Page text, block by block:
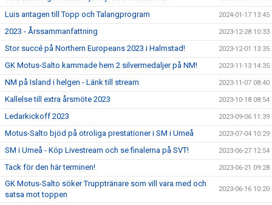
Luis antagen till Topp och Talangprogram 2024-01-17 13:45
2023 - Årssammanfattning 2023-12-28 10:33
Stor succé på Northern Europeans 2023 i Halmstad! 2023-12-01 13:35
GK Motus-Salto kammade hem 2 silvermedaljer på NM! 2023-11-13 14:35
NM på Island i helgen - Länk till stream 2023-11-07 08:40
Kallelse till extra årsmöte 2023 2023-10-18 08:54
Ledarkickoff 2023 2023-09-06 11:39
Motus-Salto bjöd på otroliga prestationer i SM i Umeå 2023-07-04 10:29
SM i Umeå - Köp Livestream och se finalerna på SVT! 2023-06-27 12:54
Tack för den här terminen! 2023-06-21 09:28
GK Motus-Salto söker Trupptränare som vill vara med och
satsa mot toppen
2023-06-16 10:20